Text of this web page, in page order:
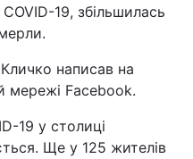
Наука
Інциденти
19, збільшилась
написав на
мережі Facebook.
19 у столиці
Ще у 125 жителів